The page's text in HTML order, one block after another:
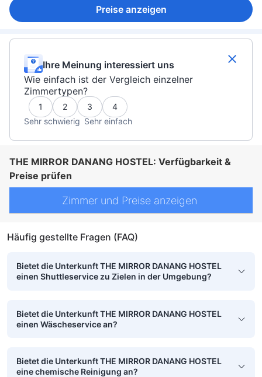
Preise anzeigen
Ihre Meinung interessiert uns
Wie einfach ist der Vergleich einzelner
Zimmertypen?
1 2 3
4
Sehr schwierig Sehr einfach
THE MIRROR DANANG HOSTEL: Verfügbarkeit &
Preise prüfen
Zimmer und Preise anzeigen
Häufig gestellte Fragen (FAQ)
Bietet die Unterkunft THE MIRROR DANANG HOSTEL
einen Shuttleservice zu Zielen in der Umgebung?
Bietet die Unterkunft THE MIRROR DANANG HOSTEL
einen Wäscheservice an?
Bietet die Unterkunft THE MIRROR DANANG HOSTEL
eine chemische Reinigung an?